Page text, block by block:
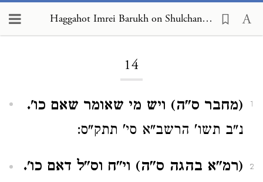
Haggahot Imrei Barukh on Shulchan Arukh, Choshen Mishpat 14
14
1
(מחבר ס"ה) ויש מי שאומר שאם כו'.
נ"ב תשו' הרשב"א סי' תתק"ס:
2
(רמ"א בהגה ס"ה) וי"ח וס"ל דאם כו'.